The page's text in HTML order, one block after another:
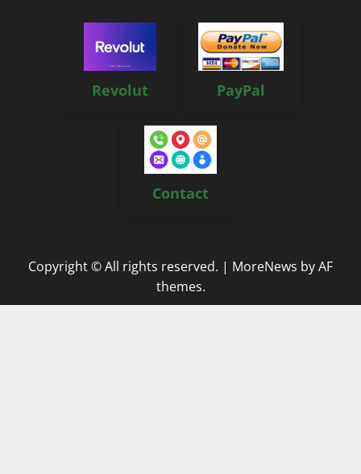
Revolut PayPal
Contact
Copyright © All rights reserved. | MoreNews by AF
themes.